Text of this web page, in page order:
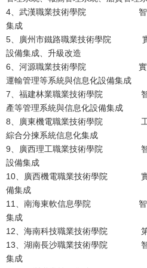
4、武漢職業技術學院 智能倉
集成
5、廣州市鐵路職業技術學院 實
設備集成、升級改造
6、河源職業技術學院 實時供
運輸管理等系統與信息化設備集成
7、福建林業職業技術學院 智能
產等管理系統與信息化設備集成
8、廣東機電職業技術學院 工業
綜合分揀系統信息化集成
9、廣西理工職業技術學院 智能
設備集成
10、廣西機電職業技術學院 實
備集成
11、南海東軟信息學院 智能
集成
12、海南科技職業技術學院 第
13、湖南長沙職業技術學院 智
集成